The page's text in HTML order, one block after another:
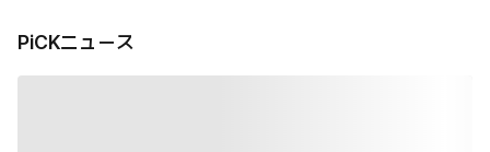
PiCKニュース